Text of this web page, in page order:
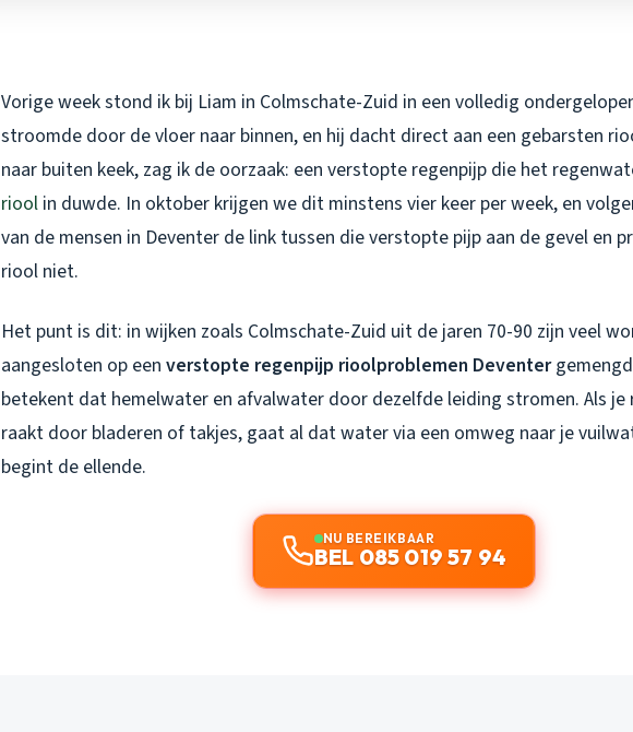
Vorige week stond ik bij Liam in Colmschate-Zuid in een volledig
stroomde door de vloer naar binnen, en hij dacht direct aan een gebarsten
naar buiten keek, zag ik de oorzaak: een verstopte regenpijp die het
riool in duwde. In oktober krijgen we dit minstens vier keer per week, en
van de mensen in Deventer de link tussen die verstopte pijp aan de gevel en
riool niet.
Het punt is dit: in wijken zoals Colmschate-Zuid uit de jaren 70-90 zijn veel
aangesloten op een verstopte regenpijp rioolproblemen Deventer
betekent dat hemelwater en afvalwater door dezelfde leiding stromen. Als
raakt door bladeren of takjes, gaat al dat water via een omweg naar je
begint de ellende.
NU BEREIKBAAR
BEL 085 019 57 94